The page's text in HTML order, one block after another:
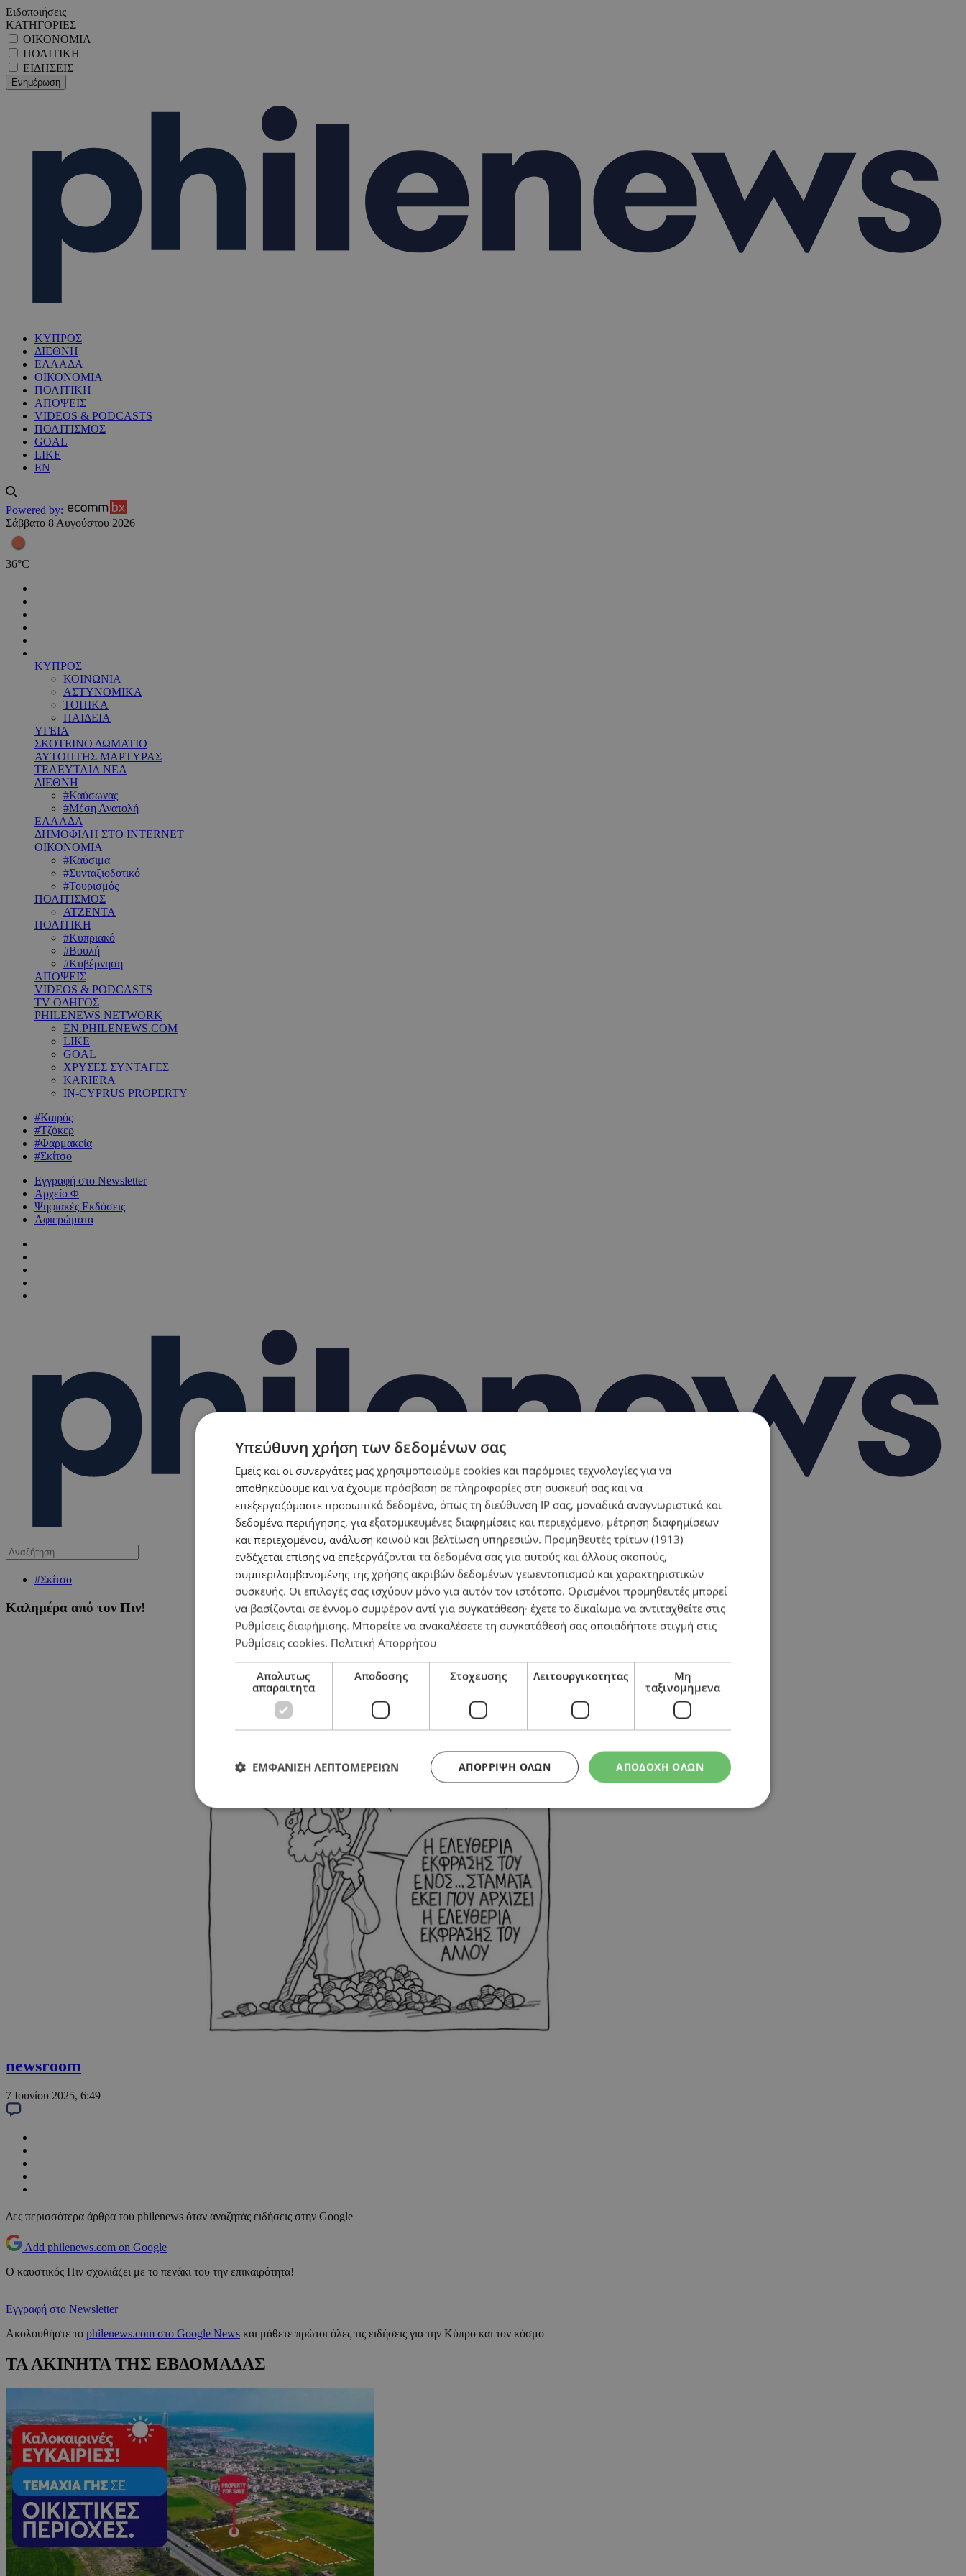
Ειδοποιήσεις
ΚΑΤΗΓΟΡΙΕΣ
ΟΙΚΟΝΟΜΙΑ
ΠΟΛΙΤΙΚΗ
ΕΙΔΗΣΕΙΣ
ΚΥΠΡΟΣ
ΔΙΕΘΝΗ
ΕΛΛΑΔΑ
ΟΙΚΟΝΟΜΙΑ
ΠΟΛΙΤΙΚΗ
ΑΠΟΨΕΙΣ
VIDEOS & PODCASTS
ΠΟΛΙΤΙΣΜΟΣ
GOAL
LIKE
EN
Powered by:
Σάββατο 8 Αυγούστου 2026
36°C
ΚΥΠΡΟΣ
ΚΟΙΝΩΝΙΑ
ΑΣΤΥΝΟΜΙΚΑ
ΤΟΠΙΚΑ
ΠΑΙΔΕΙΑ
ΥΓΕΙΑ
ΣΚΟΤΕΙΝΟ ΔΩΜΑΤΙΟ
ΑΥΤΟΠΤΗΣ ΜΑΡΤΥΡΑΣ
ΤΕΛΕΥΤΑΙΑ ΝΕΑ
ΔΙΕΘΝΗ
#Καύσωνας
#Μέση Ανατολή
ΕΛΛΑΔΑ
ΔΗΜΟΦΙΛΗ ΣΤΟ INTERNET
ΟΙΚΟΝΟΜΙΑ
#Καύσιμα
#Συνταξιοδοτικό
#Τουρισμός
ΠΟΛΙΤΙΣΜΟΣ
ΑΤΖΕΝΤΑ
ΠΟΛΙΤΙΚΗ
#Κυπριακό
#Βουλή
#Κυβέρνηση
ΑΠΟΨΕΙΣ
VIDEOS & PODCASTS
TV ΟΔΗΓΟΣ
PHILENEWS NETWORK
EN.PHILENEWS.COM
LIKE
GOAL
ΧΡΥΣΕΣ ΣΥΝΤΑΓΕΣ
KARIERA
IN-CYPRUS PROPERTY
#Καιρός
#Τζόκερ
#Φαρμακεία
#Σκίτσο
Εγγραφή στο Newsletter
Αρχείο Φ
Ψηφιακές Εκδόσεις
Αφιερώματα
#Σκίτσο
Καλημέρα από τον Πιν!
newsroom
7 Ιουνίου 2025, 6:49
Δες περισσότερα άρθρα του philenews όταν αναζητάς ειδήσεις στην Google
Add philenews.com on Google
Ο καυστικός Πιν σχολιάζει με το πενάκι του την επικαιρότητα!
Εγγραφή στο Newsletter
Ακολουθήστε το philenews.com στο Google News και μάθετε πρώτοι όλες τις ειδήσεις για την Κύπρο και τον κόσμο
ΤΑ ΑΚΙΝΗΤΑ ΤΗΣ ΕΒΔΟΜΑΔΑΣ
Υπεύθυνη χρήση των δεδομένων σας
Εμείς και οι συνεργάτες μας χρησιμοποιούμε cookies και παρόμοιες τεχνολογίες για να
αποθηκεύουμε και να έχουμε πρόσβαση σε πληροφορίες στη συσκευή σας και να
επεξεργαζόμαστε προσωπικά δεδομένα, όπως τη διεύθυνση IP σας, μοναδικά αναγνωριστικά και
δεδομένα περιήγησης, για εξατομικευμένες διαφημίσεις και περιεχόμενο, μέτρηση διαφημίσεων
και περιεχομένου, ανάλυση κοινού και βελτίωση υπηρεσιών. Προμηθευτές τρίτων (1913)
ενδέχεται επίσης να επεξεργάζονται τα δεδομένα σας για αυτούς και άλλους σκοπούς,
συμπεριλαμβανομένης της χρήσης ακριβών δεδομένων γεωεντοπισμού και χαρακτηριστικών
συσκευής. Οι επιλογές σας ισχύουν μόνο για αυτόν τον ιστότοπο. Ορισμένοι προμηθευτές μπορεί
να βασίζονται σε έννομο συμφέρον αντί για συγκατάθεση· έχετε το δικαίωμα να αντιταχθείτε στις
Ρυθμίσεις διαφήμισης. Μπορείτε να ανακαλέσετε τη συγκατάθεσή σας οποιαδήποτε στιγμή στις
Ρυθμίσεις cookies. Πολιτική Απορρήτου
Απολυτως
απαραιτητα
Αποδοσης Στοχευσης Λειτουργικοτητας
Μη
ταξινομημενα
ΑΠΟΔΟΧΗ ΟΛΩΝ
ΑΠΌΡΡΙΨΗ ΌΛΩΝ
ΕΜΦΑΝΙΣΗ ΛΕΠΤΟΜΕΡΕΙΩΝ